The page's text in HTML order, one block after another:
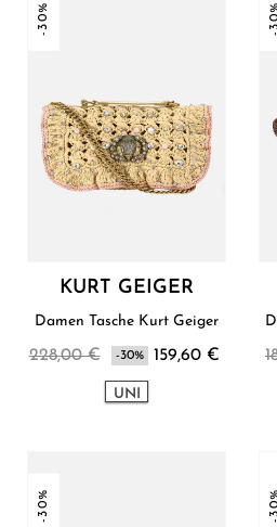
-30%
KURT GEIGER
Damen Tasche Kurt Geiger
228,00 € -30% 159,60 €
UNI
-30%
-30% -30%